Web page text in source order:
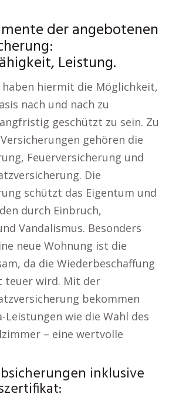
der angebotenen
Leistung.
hiermit die Möglichkeit,
nach und nach zu
geschützt zu sein. Zu
gehören die
Feuerversicherung und
Die
schützt das Eigentum und
durch Einbruch,
Vandalismus. Besonders
neue Wohnung ist die
da die Wiederbeschaffung
teuer wird. Mit der
bekommen
Leistungen wie die Wahl des
– eine wertvolle
inklusive